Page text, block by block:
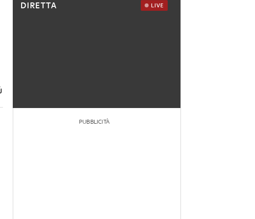
DIRETTA LIVE
PUBBLICITÀ